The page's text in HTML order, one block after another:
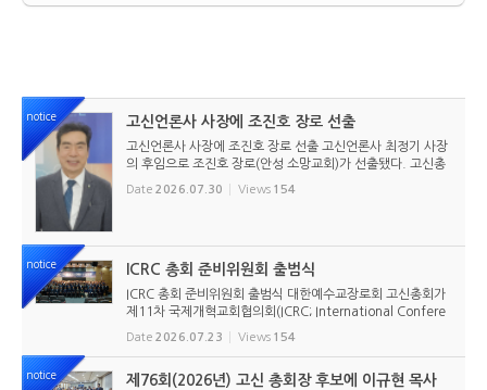
notice 고신언론사 사장에 조진호 장로 선출
고신언론사 사장에 조진호 장로 선출 고신언론사 최정기 사장
의 후임으로 조진호 장로(안성 소망교회)가 선출됐다. 고신총
회 유지재단 이사회는 2026년 7월 30일(목) 오전 11시 고신
총회회관 3층에서 임시이사회를 열고, 조진호 장로를 차기 사
Date 2026.07.30 Views 154
notice ICRC 총회 준비위원회 출범식
ICRC 총회 준비위원회 출범식 대한예수교장로회 고신총회가
제11차 국제개혁교회협의회(ICRC; International Confere
nce of Reformed Churches) 총회를 앞두고 본격적인 준비
에 들어갔다. 2026년 7월 20일 서울 남서울교회에서 ‘ICRC
Date 2026.07.23 Views 154
notice
제76회(2026년) 고신 총회장 후보에 이규현 목사